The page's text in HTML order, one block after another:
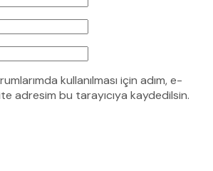
kullanılması için adım, e-
adresim bu tarayıcıya kaydedilsin.